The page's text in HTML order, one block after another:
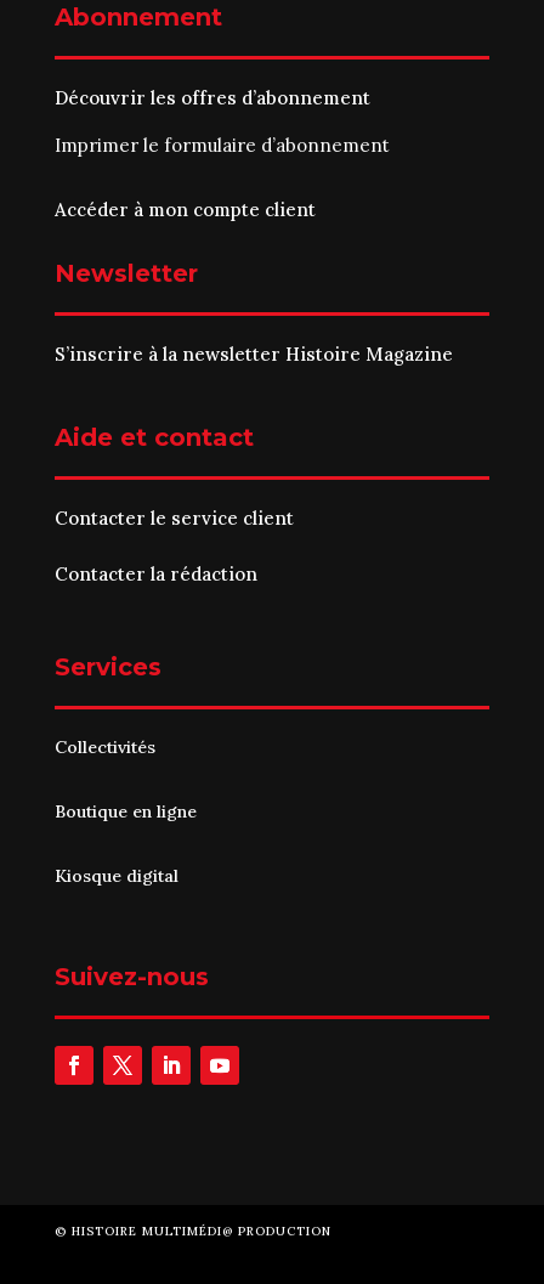
Abonnement
Découvrir les offres d’abonnement
Imprimer le formulaire d’abonnement
Accéder à mon compte client
Newsletter
S’inscrire à la newsletter Histoire Magazine
Aide et contact
Contacter le service client
Contacter la rédaction
Services
Collectivités
Boutique en ligne
Kiosque digital
Suivez-nous
© HISTOIRE MULTIMÉDI@ PRODUCTION